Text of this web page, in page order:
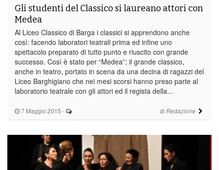
7 Maggio 2015 - di Redazione
Gli studenti del Classico si laureano attori con
Medea
Al Liceo Classico di Barga i classici si apprendono anche
così: facendo laboratori teatrali prima ed infine uno
spettacolo preparato di tutto punto e riuscito con grande
successo. Così è stato per “Medea”; il grande classico,
anche in teatro, portato in scena da una decina di ragazzi del
Liceo Barghigiano che nei mesi scorsi hanno preso parte al
laboratorio teatrale con gli attori ed il regista della...